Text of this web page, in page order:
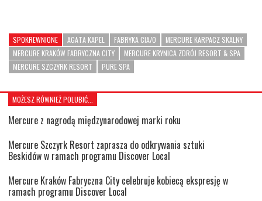
SPOKREWNIONE AGATA KAPEL FABRYKA CIA/O
MERCURE KARPACZ SKALNY
MERCURE KRAKÓW FABRYCZNA CITY
MERCURE KRYNICA ZDRÓJ RESORT & SPA
MERCURE SZCZYRK RESORT
PURE SPA
MOŻESZ RÓWNIEŻ POLUBIĆ...
Mercure z nagrodą międzynarodowej marki roku
Mercure Szczyrk Resort zaprasza do odkrywania sztuki
Beskidów w ramach programu Discover Local
Mercure Kraków Fabryczna City celebruje kobiecą ekspresję w
ramach programu Discover Local